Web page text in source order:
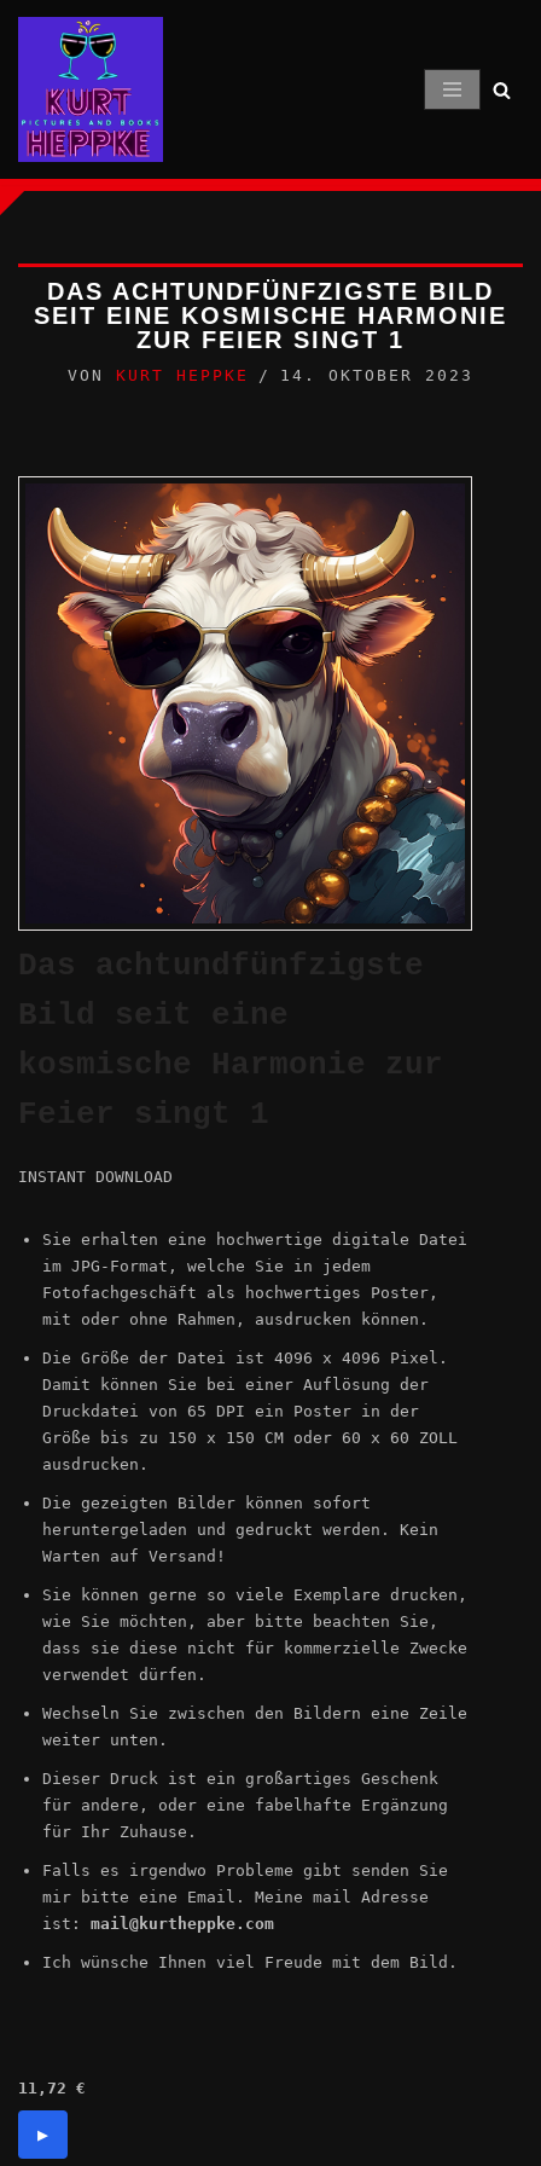
Inhalt
springen
DAS ACHTUNDFÜNFZIGSTE BILD
SEIT EINE KOSMISCHE HARMONIE
ZUR FEIER SINGT 1
VON KURT HEPPKE 14. OKTOBER 2023
INSTANT DOWNLOAD
Sie erhalten eine hochwertige digitale Datei
im JPG-Format, welche Sie in jedem
Fotofachgeschäft als hochwertiges Poster,
mit oder ohne Rahmen, ausdrucken können.
Die Größe der Datei ist 4096 x 4096 Pixel.
Damit können Sie bei einer Auflösung der
Druckdatei von 65 DPI ein Poster in der
Größe bis zu 150 x 150 CM oder 60 x 60 ZOLL
ausdrucken.
Die gezeigten Bilder können sofort
heruntergeladen und gedruckt werden. Kein
Warten auf Versand!
Sie können gerne so viele Exemplare drucken,
wie Sie möchten, aber bitte beachten Sie,
dass sie diese nicht für kommerzielle Zwecke
verwendet dürfen.
Wechseln Sie zwischen den Bildern eine Zeile
weiter unten.
Dieser Druck ist ein großartiges Geschenk
für andere, oder eine fabelhafte Ergänzung
für Ihr Zuhause.
Falls es irgendwo Probleme gibt senden Sie
mir bitte eine Email. Meine mail Adresse
ist: mail@kurtheppke.com
Ich wünsche Ihnen viel Freude mit dem Bild.
11,72 €
11,72 €
▶